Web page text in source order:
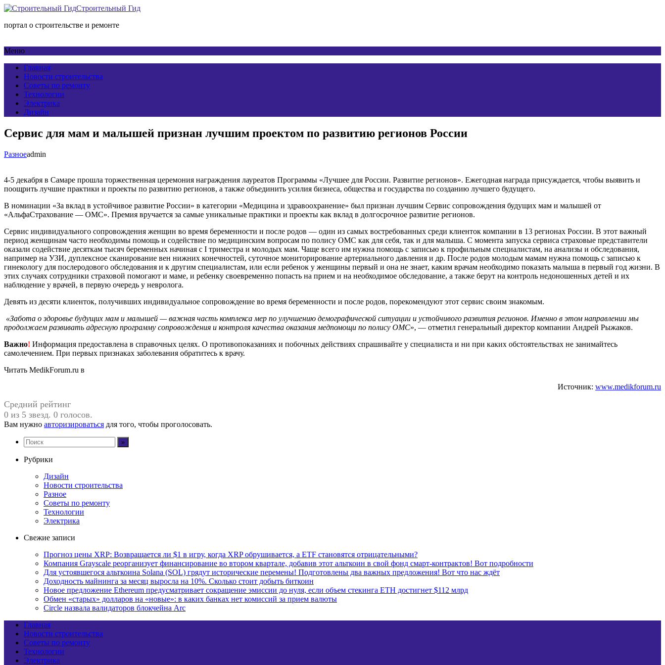
Строительный Гид
портал о строительстве и ремонте
Меню
Главная
Новости строительства
Советы по ремонту
Технологии
Электрика
Дизайн
Сервис для мам и малышей признан лучшим проектом по развитию регионов России
Разноеadmin
4-5 декабря в Самаре прошла торжественная церемония награждения лауреатов Программы «Лучшее для России. Развитие регионов». Ежегодная награда присуждается, чтобы выявить и
поощрить лучшие практики и проекты по развитию регионов, а также объединить усилия бизнеса, общества и государства по созданию лучшего будущего.
В номинации «За вклад в устойчивое развитие России» в категории «Медицина и здравоохранение» был признан лучшим Сервис сопровождения будущих мам и малышей от
«АльфаСтрахование — ОМС». Премия вручается за самые уникальные практики и проекты как вклад в долгосрочное развитие регионов.
Сервис индивидуального сопровождения женщин во время беременности и после родов — один из самых востребованных среди клиенток компании в 13 регионах России. В этот важный
период женщинам часто необходимы помощь и содействие по медицинским вопросам по полису ОМС как для себя, так и для малыша. С момента запуска сервиса страховые представители
оказали содействие десяткам тысяч беременных начиная с I триместра и молодых мам. Чаще всего им нужна помощь с записью к профильным специалистам, на анализы и обследования,
например на УЗИ, дуплексное сканирование вен нижних конечностей, суточное мониторирование артериального давления и др. После родов молодым мамам нужна помощь с записью к
гинекологу для послеродового обследования и к другим специалистам, или если ребенок у женщины первый и она не знает, каким врачам необходимо показать малыша в первый год жизни. В
этих случаях сотрудники страховой помогают и маме, и ребенку своевременно попасть на прием и на необходимое обследование, а также берут на контроль недоношенных детей и их
наблюдение у врачей, в первую очередь у невролога.
Девять из десяти клиенток, получивших индивидуальное сопровождение во время беременности и после родов, порекомендуют этот сервис своим знакомым.
«Забота о здоровье будущих мам и малышей — важная часть комплекса мер по улучшению демографической ситуации и устойчивого развития регионов. Именно в этом направлении мы
продолжаем развивать адресную программу сопровождения и контроля качества оказания медпомощи по полису ОМС», — отметил генеральный директор компании Андрей Рыжаков.
Важно! Информация предоставлена в справочных целях. О противопоказаниях и побочных действиях спрашивайте у специалиста и ни при каких обстоятельствах не занимайтесь
самолечением. При первых признаках заболевания обратитесь к врачу.
Читать MedikForum.ru в
Источник: www.medikforum.ru
Средний рейтинг
0 из 5 звезд. 0 голосов.
Вам нужно авторизироваться для того, чтобы проголосовать.
Рубрики
Дизайн
Новости строительства
Разное
Советы по ремонту
Технологии
Электрика
Свежие записи
Прогноз цены XRP: Возвращается ли $1 в игру, когда XRP обрушивается, а ETF становятся отрицательными?
Компания Grayscale реорганизует финансирование во втором квартале, добавив этот альткоин в свой фонд смарт-контрактов! Вот подробности
Для устоявшегося альткоина Solana (SOL) грядут исторические перемены! Подготовлены два важных предложения! Вот что нас ждёт
Доходность майнинга за месяц выросла на 10%. Сколько стоит добыть биткоин
Новое предложение Ethereum предусматривает сокращение эмиссии до нуля, если объем стекинга ETH достигнет $112 млрд
Обмен «старых» долларов на «новые»: в каких банках нет комиссий за прием валюты
Circle назвала валидаторов блокчейна Arc
Главная
Новости строительства
Советы по ремонту
Технологии
Электрика